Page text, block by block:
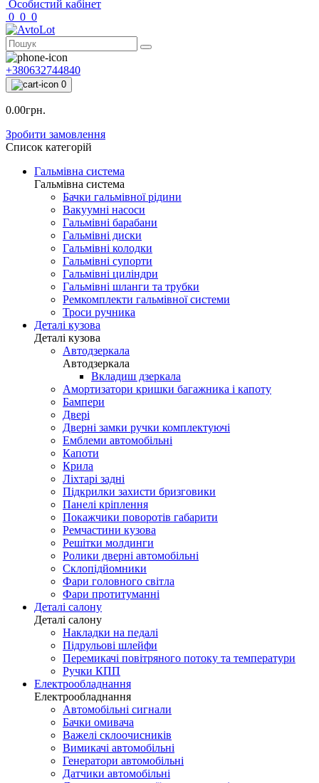
Особистий кабінет
0 0 0
+380632744840
0
0.00грн.
Зробити замовлення
Список категорій
Гальмівна система
Гальмівна система
Бачки гальмівної рідини
Вакуумні насоси
Гальмівні барабани
Гальмівні диски
Гальмівні колодки
Гальмівні супорти
Гальмівні циліндри
Гальмівні шланги та трубки
Ремкомплекти гальмівної системи
Троси ручника
Деталі кузова
Деталі кузова
Автодзеркала
Автодзеркала
Вкладиш дзеркала
Амортизатори кришки багажника і капоту
Бампери
Двері
Дверні замки ручки комплектуючі
Емблеми автомобільні
Капоти
Крила
Ліхтарі задні
Підкрилки захисти бризговики
Панелі кріплення
Покажчики поворотів габарити
Ремчастини кузова
Решітки молдинги
Ролики дверні автомобільні
Склопідйомники
Фари головного світла
Фари протитуманні
Деталі салону
Деталі салону
Накладки на педалі
Підрульові шлейфи
Перемикачі повітряного потоку та температури
Ручки КПП
Електрообладнання
Електрообладнання
Автомобільні сигнали
Бачки омивача
Важелі склоочисників
Вимикачі автомобільні
Генератори автомобільні
Датчики автомобільні